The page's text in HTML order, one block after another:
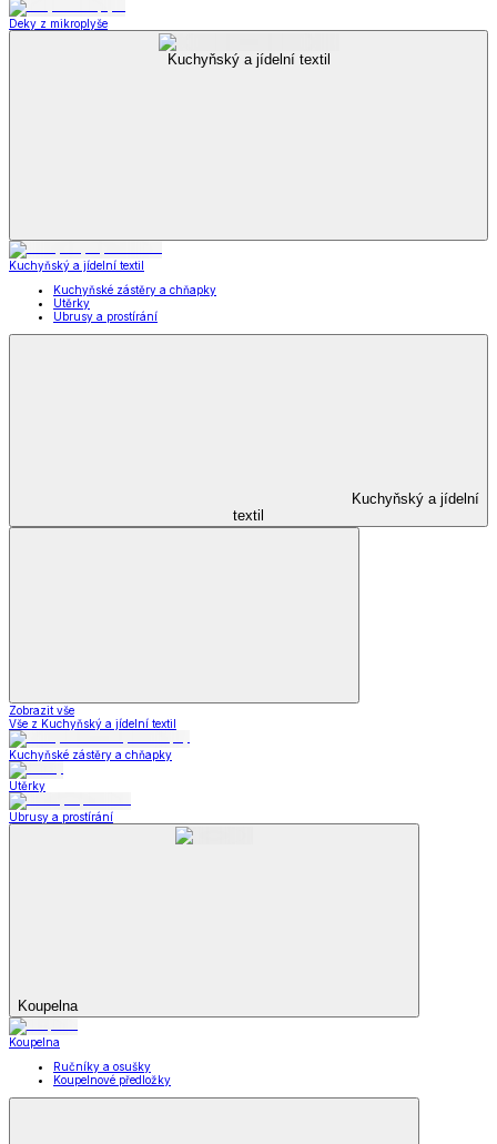
Deky z mikroplyše
Kuchyňský a jídelní textil
Kuchyňský a jídelní textil
Kuchyňské zástěry a chňapky
Utěrky
Ubrusy a prostírání
Kuchyňský a jídelní
textil
Zobrazit vše
Vše z Kuchyňský a jídelní textil
Kuchyňské zástěry a chňapky
Utěrky
Ubrusy a prostírání
Koupelna
Koupelna
Ručníky a osušky
Koupelnové předložky